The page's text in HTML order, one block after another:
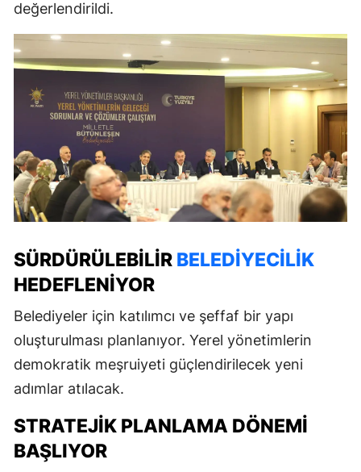
değerlendirildi.
SÜRDÜRÜLEBILIR BELEDIYECILIK
HEDEFLENIYOR
Belediyeler için katılımcı ve şeffaf bir yapı
oluşturulması planlanıyor. Yerel yönetimlerin
demokratik meşruiyeti güçlendirilecek yeni
adımlar atılacak.
STRATEJIK PLANLAMA DÖNEMI
BAŞLIYOR